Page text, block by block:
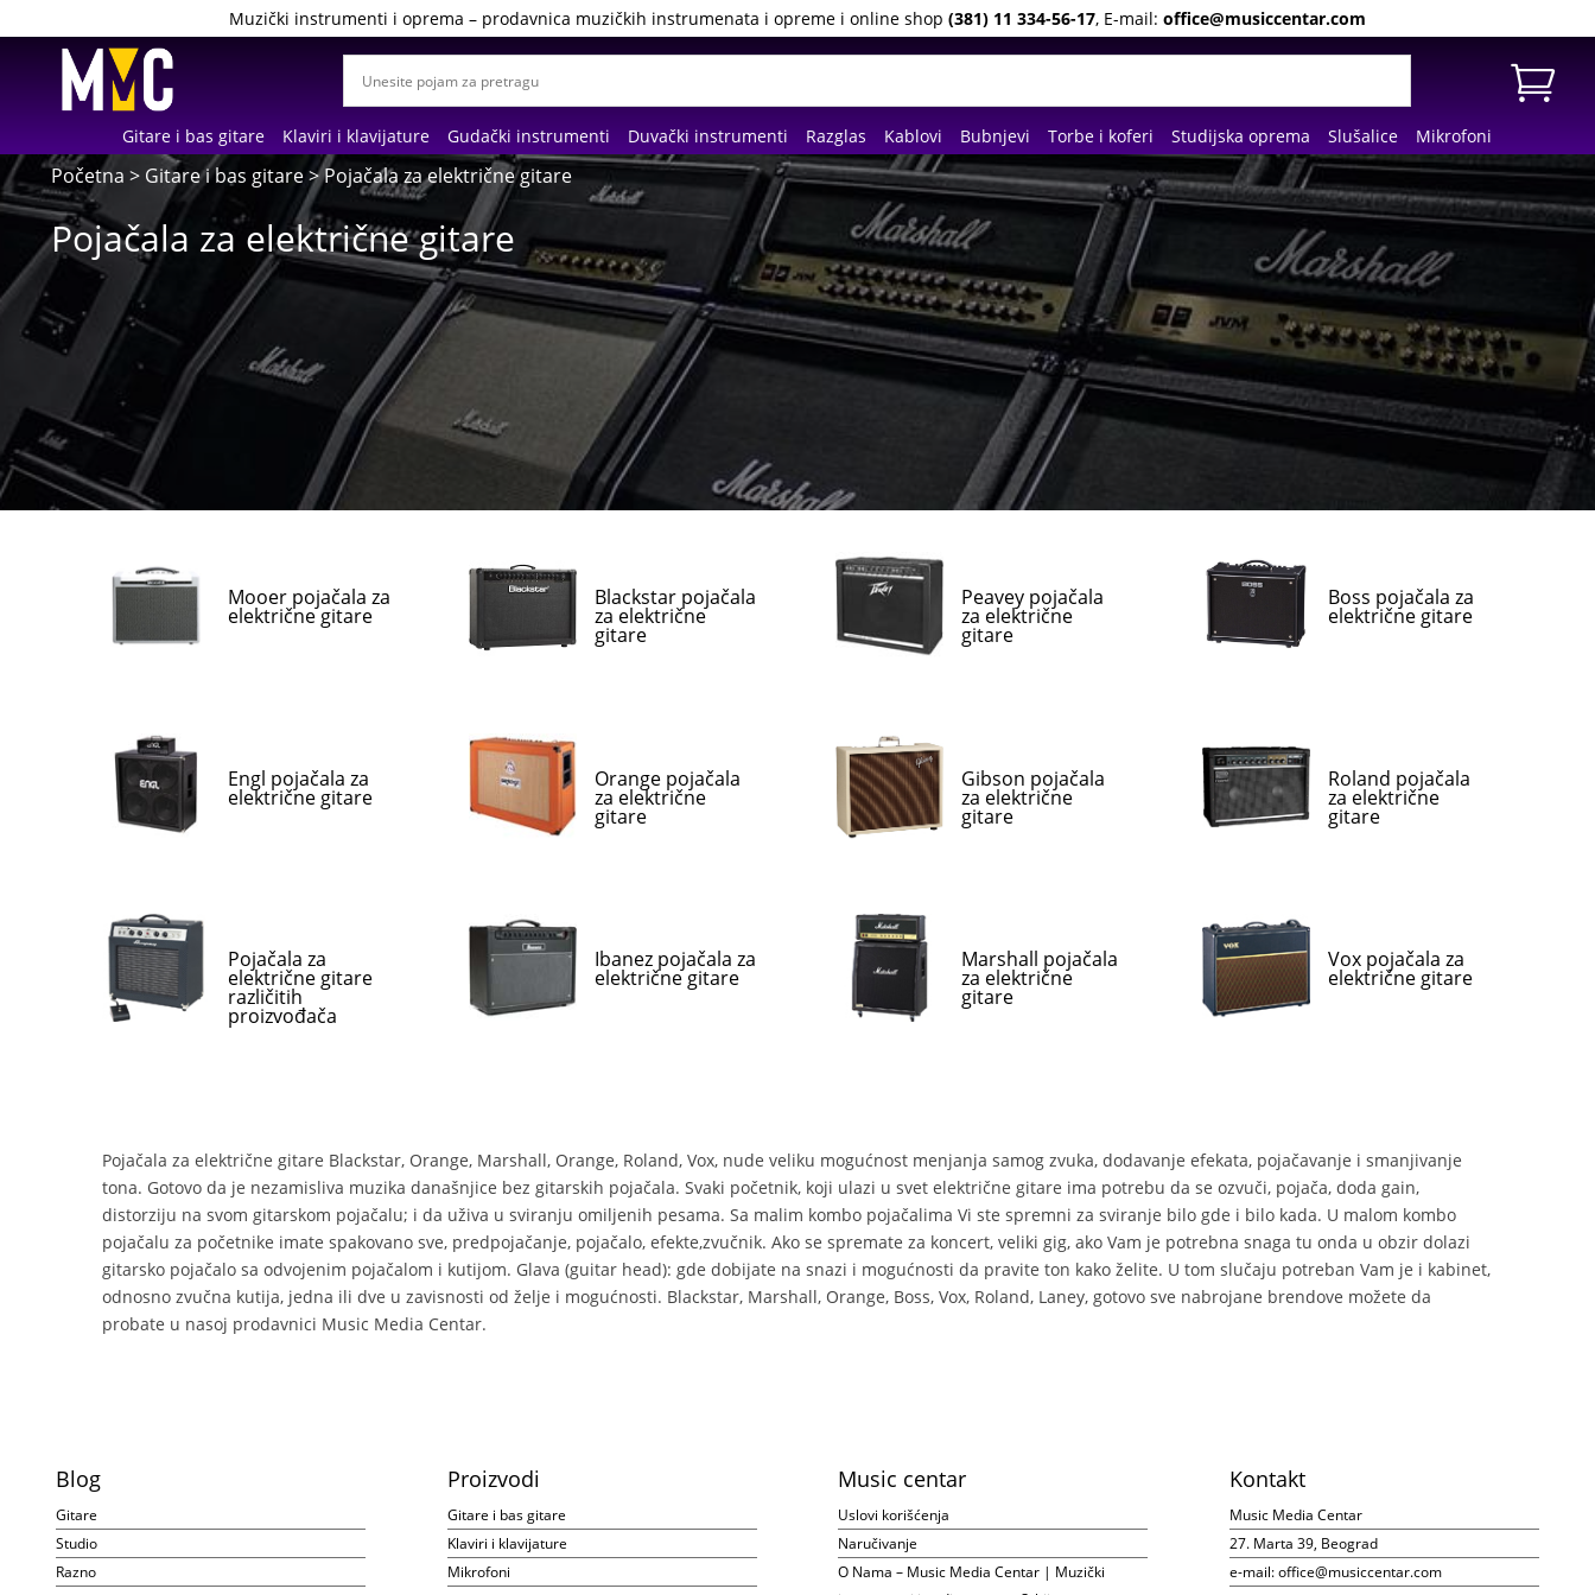
Muzički instrumenti i oprema – prodavnica muzičkih instrumenata i opreme i online shop (381) 11 334-56-17, E-mail: office@musiccentar.com
Gitare i bas gitare Klaviri i klavijature Gudački instrumenti Duvački instrumenti Razglas Kablovi Bubnjevi Torbe i koferi Studijska oprema Slušalice Mikrofoni
Početna > Gitare i bas gitare> Pojačala za električne gitare
Pojačala za električne gitare
Mooer pojačala za
električne gitare
Blackstar pojačala
za električne
gitare
Peavey pojačala
za električne
gitare
Boss pojačala za
električne gitare
Engl pojačala za
električne gitare
Orange pojačala
za električne
gitare
Gibson pojačala
za električne
gitare
Roland pojačala
za električne
gitare
Pojačala za
električne gitare
različitih
proizvođača
Ibanez pojačala za
električne gitare
Marshall pojačala
za električne
gitare
Vox pojačala za
električne gitare
Pojačala za električne gitare Blackstar, Orange, Marshall, Orange, Roland, Vox, nude veliku mogućnost menjanja samog zvuka, dodavanje efekata, pojačavanje i smanjivanje
tona. Gotovo da je nezamisliva muzika današnjice bez gitarskih pojačala. Svaki početnik, koji ulazi u svet električne gitare ima potrebu da se ozvuči, pojača, doda gain,
distorziju na svom gitarskom pojačalu; i da uživa u sviranju omiljenih pesama. Sa malim kombo pojačalima Vi ste spremni za sviranje bilo gde i bilo kada. U malom kombo
pojačalu za početnike imate spakovano sve, predpojačanje, pojačalo, efekte,zvučnik. Ako se spremate za koncert, veliki gig, ako Vam je potrebna snaga tu onda u obzir dolazi
gitarsko pojačalo sa odvojenim pojačalom i kutijom. Glava (guitar head): gde dobijate na snazi i mogućnosti da pravite ton kako želite. U tom slučaju potreban Vam je i kabinet,
odnosno zvučna kutija, jedna ili dve u zavisnosti od želje i mogućnosti. Blackstar, Marshall, Orange, Boss, Vox, Roland, Laney, gotovo sve nabrojane brendove možete da
probate u nasoj prodavnici Music Media Centar.
Blog
Gitare
Studio
Razno
Proizvodi
Gitare i bas gitare
Klaviri i klavijature
Mikrofoni
Music centar
Uslovi korišćenja
Naručivanje
O Nama – Music Media Centar | Muzički
Kontakt
Music Media Centar
27. Marta 39, Beograd
e-mail:office@musiccentar.com